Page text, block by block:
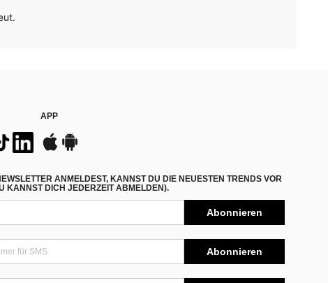
APP
ANMELDEST, KANNST DU DIE NEUESTEN TRENDS VOR
KANNST DICH JEDERZEIT ABMELDEN).
Abonnieren
Abonnieren